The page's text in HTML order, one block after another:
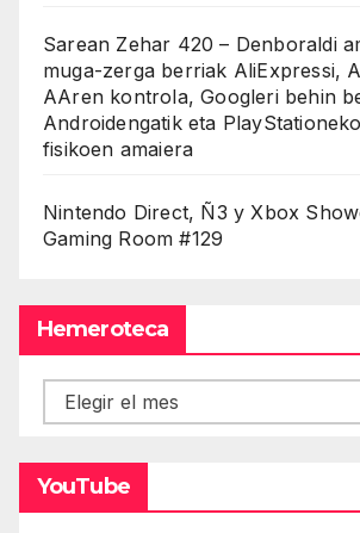
Sarean Zehar 420 – Denboraldi
muga-zerga berriak AliExpressi,
AAren kontrola, Googleri behin
Androidengatik eta
fisikoen amaiera
Nintendo Direct, Ñ3 y Xbox
Gaming Room #129
Hemeroteca
Hemeroteca
YouTube